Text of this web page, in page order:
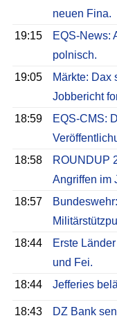
neuen Fina.
19:15
EQS-News:
polnisch.
19:05
Märkte: Dax
Jobbericht
18:59
EQS-CMS:
18:58
ROUNDUP
Angriffen im
18:57
18:44
Erste
und Fei.
18:44
Jefferies
18:43
DZ Bank